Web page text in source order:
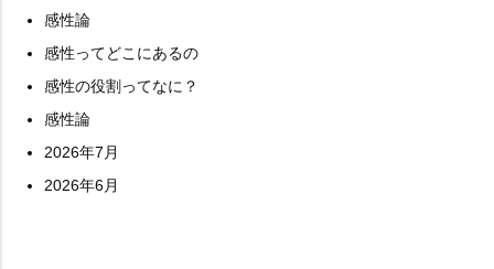
感性論
感性ってどこにあるの
感性の役割ってなに？
感性論
2026年7月
2026年6月